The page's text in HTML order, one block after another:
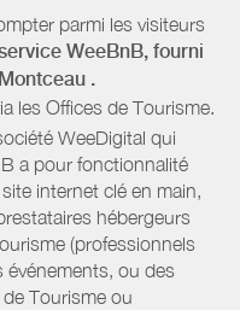
parmi les visiteurs
WeeBnB, fourni
.
les Offices de Tourisme.
WeeDigital qui
a pour fonctionnalité
internet clé en main,
hébergeurs
(professionnels
événements, ou des
de Tourisme ou